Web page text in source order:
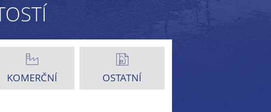
KOMERČNÍ OSTATNÍ